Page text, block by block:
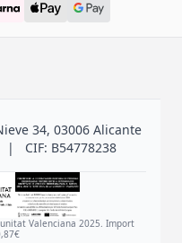
34, 03006 Alicante
| CIF: B54778238
Valenciana 2025. Import